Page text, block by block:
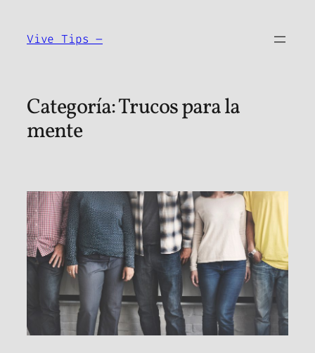
contenido
Vive Tips –
Categoría:Trucos para la
mente